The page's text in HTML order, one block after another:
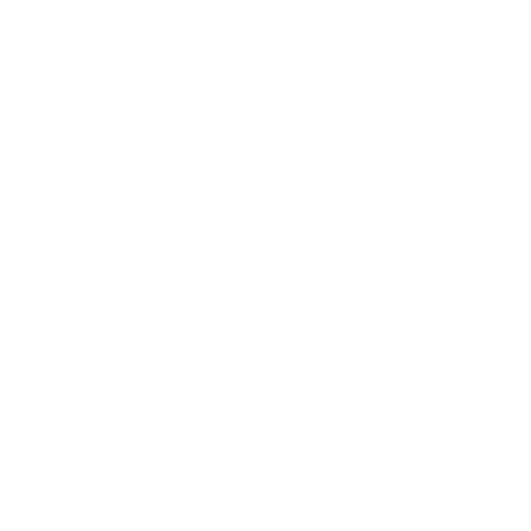
یا وزن کنند، کم می‌گذارند.